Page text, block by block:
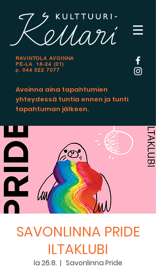
RAVINTOLA AVOINNA
PE-LA 18-24 (01)
p. 044 322 7077
Avoinna aina tapahtumien
yhteydessä tuntia ennen ja tunti
tapahtuman jälkeen.
SAVONLINNA PRIDE
ILTAKLUBI
la 26.8.
  |
Savonlinna Pride